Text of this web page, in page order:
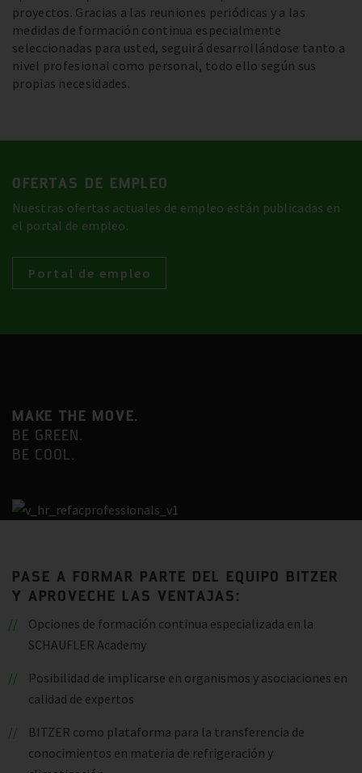
proyectos. Gracias a las reuniones periódicas y a las
medidas de formación continua especialmente
seleccionadas para usted, seguirá desarrollándose tanto a
nivel profesional como personal, todo ello según sus
propias necesidades.
OFERTAS DE EMPLEO
Nuestras ofertas actuales de empleo están publicadas en
el portal de empleo.
Portal de empleo
MAKE THE MOVE.
BE GREEN.
BE COOL.
PASE A FORMAR PARTE DEL EQUIPO BITZER
Y APROVECHE LAS VENTAJAS:
Opciones de formación continua especializada en la
SCHAUFLER Academy
Posibilidad de implicarse en organismos y asociaciones en
calidad de expertos
BITZER como plataforma para la transferencia de
conocimientos en materia de refrigeración y